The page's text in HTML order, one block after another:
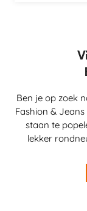
Ben je op zoek
Fashion &
staan te
lekker